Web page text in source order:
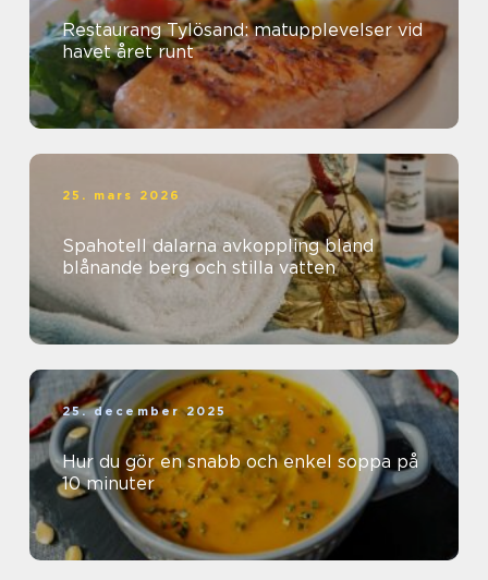
Restaurang Tylösand: matupplevelser vid
havet året runt
25. mars 2026
Spahotell dalarna avkoppling bland
blånande berg och stilla vatten
25. december 2025
Hur du gör en snabb och enkel soppa på
10 minuter